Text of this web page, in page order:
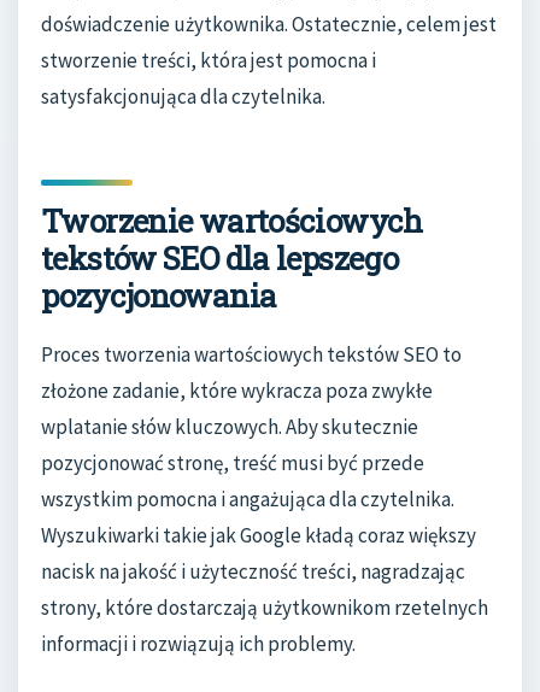
doświadczenie użytkownika. Ostatecznie, celem jest
stworzenie treści, która jest pomocna i
satysfakcjonująca dla czytelnika.
Tworzenie wartościowych
tekstów SEO dla lepszego
pozycjonowania
Proces tworzenia wartościowych tekstów SEO to
złożone zadanie, które wykracza poza zwykłe
wplatanie słów kluczowych. Aby skutecznie
pozycjonować stronę, treść musi być przede
wszystkim pomocna i angażująca dla czytelnika.
Wyszukiwarki takie jak Google kładą coraz większy
nacisk na jakość i użyteczność treści, nagradzając
strony, które dostarczają użytkownikom rzetelnych
informacji i rozwiązują ich problemy.